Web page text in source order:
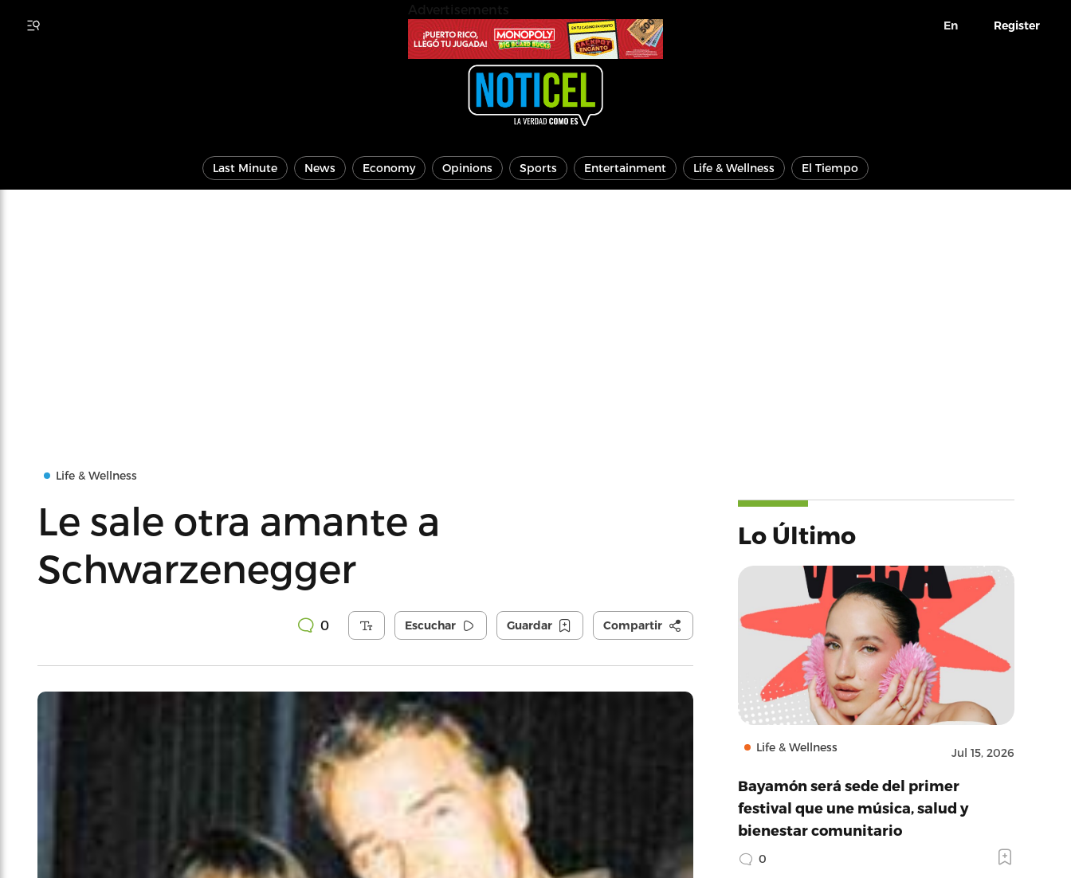
En Register
Last Minute News Economy Opinions Sports Entertainment Life & Wellness El Tiempo
Life & Wellness
Le sale otra amante a
Schwarzenegger
0 Escuchar Guardar Compartir
Lo Último
Life & Wellness Jul 15, 2026
Bayamón será sede del primer
festival que une música, salud y
bienestar comunitario
0